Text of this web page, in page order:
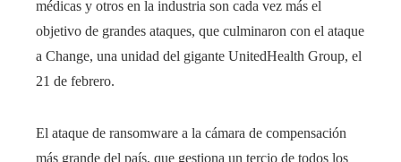
médicas y otros en la industria son cada vez más el
objetivo de grandes ataques, que culminaron con el ataque
a Change, una unidad del gigante UnitedHealth Group, el
21 de febrero.
El ataque de ransomware a la cámara de compensación
más grande del país, que gestiona un tercio de todos los